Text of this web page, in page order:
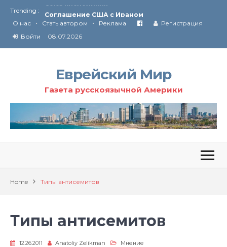
Trending :
Соглашение США с Ираном
Технология Революции в Иране
О нас • Стать автором • Реклама
Регистрация
Войти
08.07.2026
Еврейский Мир
Газета русскоязычной Америки
Home Типы антисемитов
Типы антисемитов
12.26.2011 Anatoliy Zelikman Мнение